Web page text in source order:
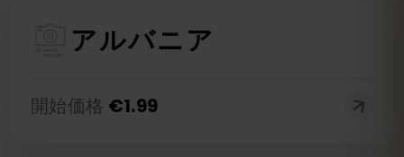
アルバニア
開始価格 €1.99